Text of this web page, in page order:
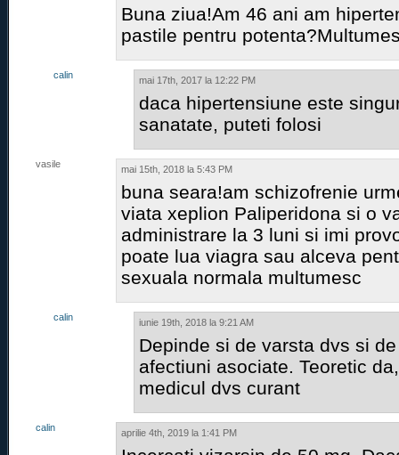
Buna ziua!Am 46 ani am
pastile pentru
calin mai 17th, 2017 la 12:22 PM
daca hipertensiune este
sanatate, puteti folosi
vasile mai 15th, 2018 la 5:43 PM
buna seara!am schizofrenie
viata xeplion Paliperidona si o
administrare la 3 luni si imi
poate lua viagra sau alceva
sexuala normala multumesc
calin iunie 19th, 2018 la 9:21 AM
Depinde si de varsta dvs si
afectiuni asociate. Teoretic
medicul dvs curant
calin aprilie 4th, 2019 la 1:41 PM